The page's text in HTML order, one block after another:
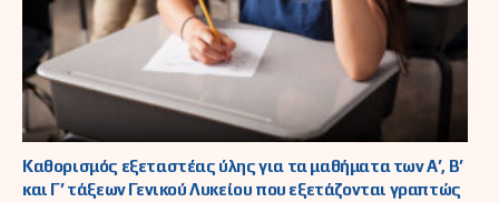
Καθορισμός εξεταστέας ύλης για τα μαθήματα των Α’, Β’
και Γ’ τάξεων Γενικού Λυκείου που εξετάζονται γραπτώς